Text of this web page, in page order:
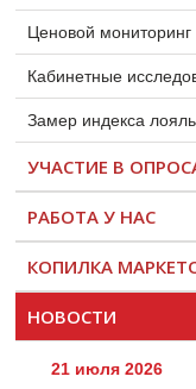
Ценовой мониторинг
Кабинетные
Замер индекса
УЧАСТИЕ В
РАБОТА У НАС
КОПИЛКА
НОВОСТИ
21 июля 2026